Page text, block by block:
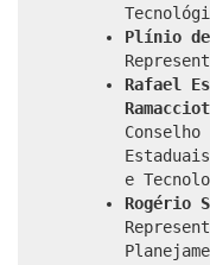
Plínio
Rafael
e
Rogério